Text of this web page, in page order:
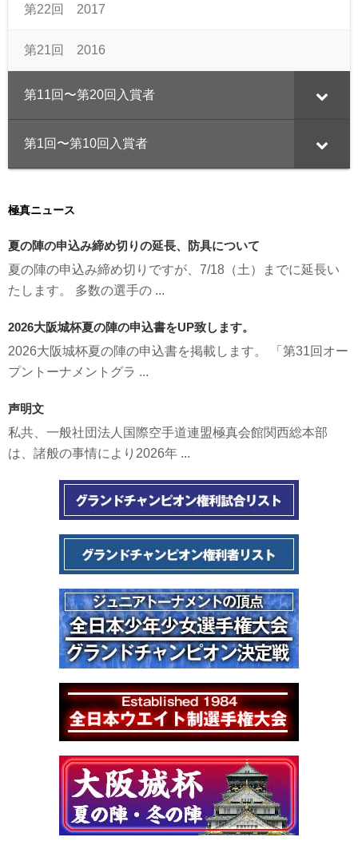
第22回 2017
第21回 2016
第11回〜第20回入賞者
第1回〜第10回入賞者
極真ニュース
夏の陣の申込み締め切りの延長、防具について
夏の陣の申込み締め切りですが、7/18（土）までに延長い
たします。 多数の選手の ...
2026大阪城杯夏の陣の申込書をUP致します。
2026大阪城杯夏の陣の申込書を掲載します。 「第31回オー
プントーナメントグラ ...
声明文
私共、一般社団法人国際空手道連盟極真会館関西総本部
は、諸般の事情により2026年 ...